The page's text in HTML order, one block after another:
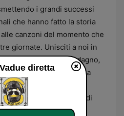
i grandi successi
che hanno fatto la storia
canzoni del momento che
giornate. Unisciti a noi in
senza scopo di guadagno,
per la musica e la
Benvenuti su Radio
è il nostro modo di
diretta